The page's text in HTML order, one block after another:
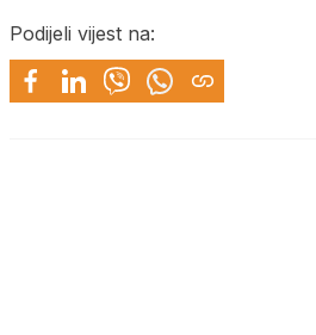
Podijeli vijest na: